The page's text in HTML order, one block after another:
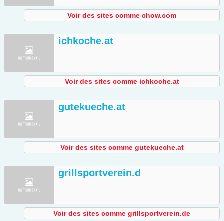
Voir des sites comme chow.com
ichkoche.at
Voir des sites comme ichkoche.at
gutekueche.at
Voir des sites comme gutekueche.at
grillsportverein.d
Voir des sites comme grillsportverein.de